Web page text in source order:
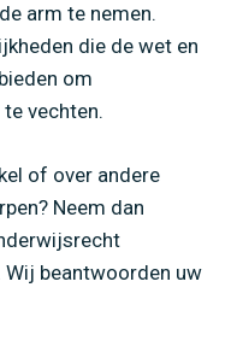
arm te nemen.
die de wet en
om
vechten.
of over andere
Neem dan
beantwoorden uw